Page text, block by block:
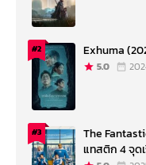
#2 Exhuma
5.0
#3
The
แทสติก 4 จุด